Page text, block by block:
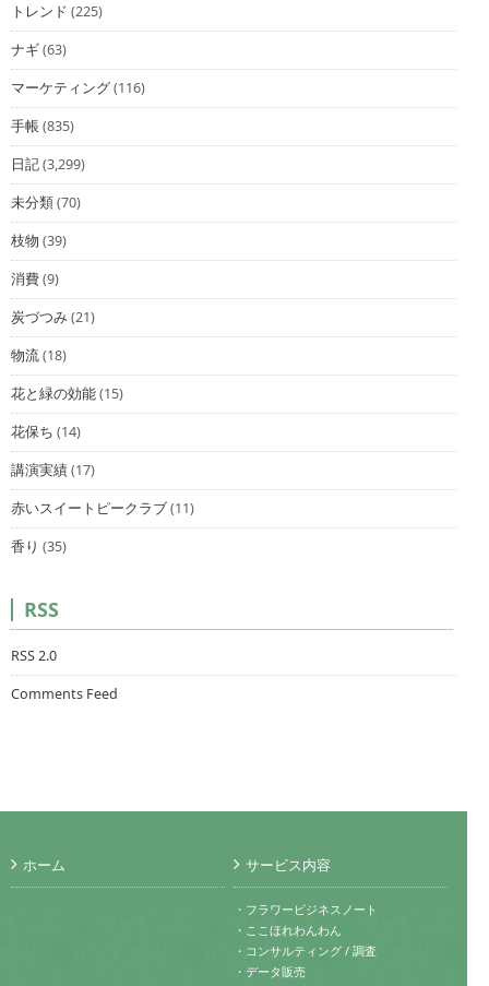
トレンド (225)
ナギ(63)
マーケティング(116)
手帳(835)
日記(3,299)
未分類(70)
枝物 (39)
消費(9)
炭づつみ(21)
物流(18)
花と緑の効能(15)
花保ち (14)
講演実績(17)
赤いスイートピークラブ(11)
香り (35)
RSS
RSS 2.0
Comments Feed
ホーム サービス内容
・フラワービジネスノート
・ここほれわんわん
・コンサルティング / 調査
・データ販売